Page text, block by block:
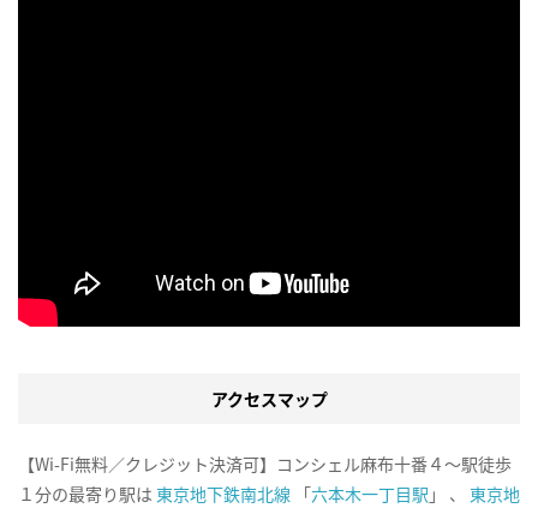
アクセスマップ
【Wi-Fi無料／クレジット決済可】コンシェル麻布十番４～駅徒歩
１分の最寄り駅は 東京地下鉄南北線 「六本木一丁目駅 」 、 東京地